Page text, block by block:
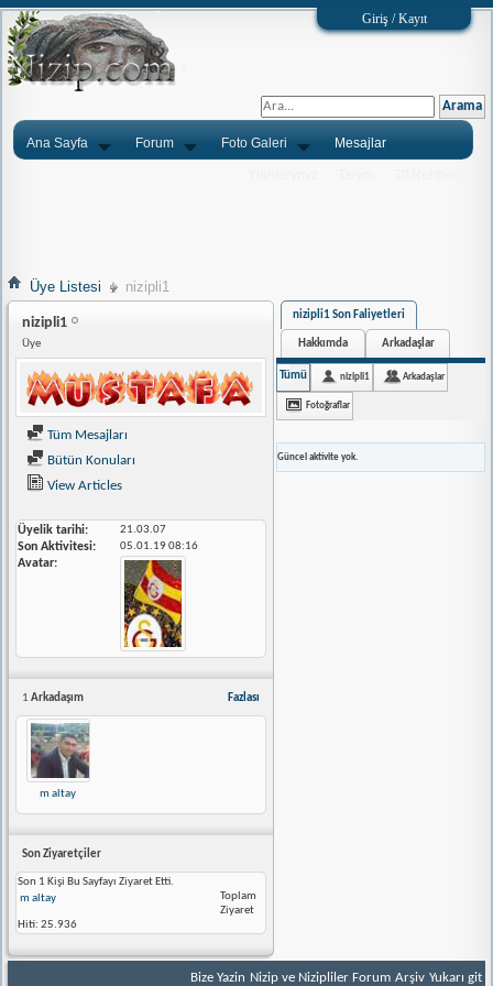
Giriş / Kayıt
Ana Sayfa Forum Foto Galeri Mesajlar
Üye Listesi nizipli1
nizipli1
Üye
Tüm Mesajları
Bütün Konuları
View Articles
Üyelik tarihi 21.03.07
Son Aktivitesi 05.01.1908:16
Avatar
Fazlası
1 Arkadaşım
m altay
Son Ziyaretçiler
Son 1 Kişi Bu Sayfayı Ziyaret Etti.
m altay
Toplam
Ziyaret
Hiti: 25.936
nizipli1 Son Faliyetleri
Hakkımda Arkadaşlar
Tümü nizipli1 Arkadaşlar
Fotoğraflar
Güncel aktivite yok.
Bize Yazin Nizip ve Nizipliler Forum Arşiv Yukarı git